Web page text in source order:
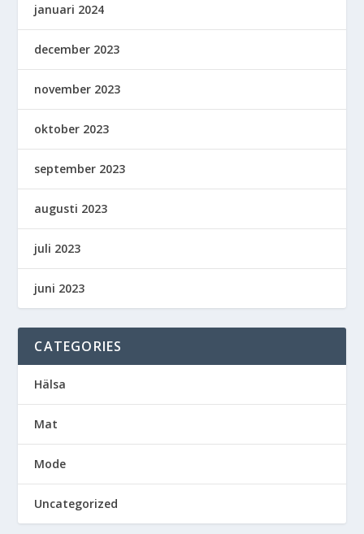
januari 2024
december 2023
november 2023
oktober 2023
september 2023
augusti 2023
juli 2023
juni 2023
CATEGORIES
Hälsa
Mat
Mode
Uncategorized